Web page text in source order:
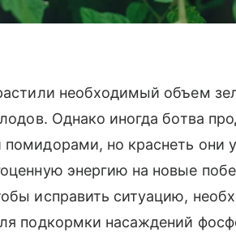
необходимый объем
Однако иногда ботва
но краснеть они
энергию на новые
исправить ситуацию,
подкормки насаждений